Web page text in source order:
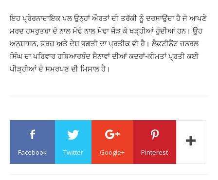
ਇਹ ਪ੍ਰੇਰਨਾਦਾਇਕ ਪਲ ਉਨ੍ਹਾਂ ਔਰਤਾਂ ਦੀ ਤਰੱਕੀ ਨੂੰ ਦਰਸਾਉਂਦਾ ਹੈ ਜੋ ਆਪਣੇ
ਮਰਦ ਹਮਰੁਤਬਾ ਦੇ ਨਾਲ ਮੋਢੇ ਨਾਲ ਮੋਢਾ ਜੋੜ ਕੇ ਖੜ੍ਹੀਆਂ ਹੁੰਦੀਆਂ ਹਨ। ਉਹ
ਅਨੁਸ਼ਾਸਨ, ਫਰਜ਼ ਅਤੇ ਦੇਸ਼ ਭਗਤੀ ਦਾ ਪ੍ਰਤੀਕ ਵੀ ਹੈ। ਲੈਫਟੀਨੈਂਟ ਜਨਰਲ
ਸਿੰਘ ਦਾ ਪਰਿਵਾਰ ਹਥਿਆਰਬੰਦ ਸੈਨਾਵਾਂ ਦੀਆਂ ਕਦਰਾਂ-ਕੀਮਤਾਂ ਪ੍ਰਤੀ ਕਈ
ਪੀੜ੍ਹੀਆਂ ਦੇ ਸਮਰਪਣ ਦੀ ਮਿਸਾਲ ਹੈ।
Facebook Twitter Google+ Pinterest